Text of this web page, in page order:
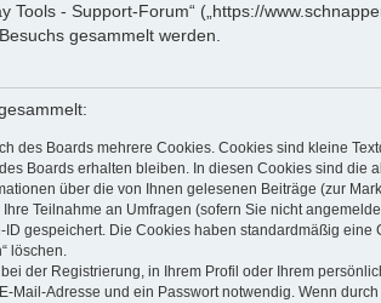
Tools - Support-Forum“ („https://
gesammelt werden.
des Boards mehrere Cookies. Cookies sind kleine
Boards erhalten bleiben. In diesen Cookies sind die
über die von Ihnen gelesenen Beiträge (zur
Teilnahme an Umfragen (sofern Sie nicht
gespeichert. Die Cookies haben standardmäßig eine
löschen.
der Registrierung, in Ihrem Profil oder Ihrem
Mail-Adresse und ein Passwort notwendig. Wenn